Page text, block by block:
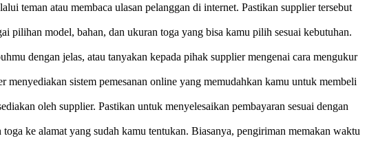
teman atau membaca ulasan pelanggan di internet. Pastikan supplier tersebut
pilihan model, bahan, dan ukuran toga yang bisa kamu pilih sesuai kebutuhan.
dengan jelas, atau tanyakan kepada pihak supplier mengenai cara mengukur
sistem pemesanan online yang memudahkan kamu untuk membeli
oleh supplier. Pastikan untuk menyelesaikan pembayaran sesuai dengan
ke alamat yang sudah kamu tentukan. Biasanya, pengiriman memakan waktu